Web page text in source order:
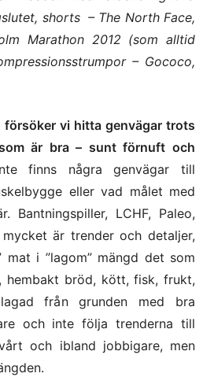
shorts – The North Face,
Marathon 2012 (som alltid
– Gococo,
försöker vi hitta genvägar trots
är bra – sunt förnuft och
finns några genvägar till
eller vad målet med
Bantningspiller, LCHF, Paleo,
är trender och detaljer,
mat i ”lagom” mängd det som
hembakt bröd, kött, fisk, frukt,
från grunden med bra
och inte följa trenderna till
och ibland jobbigare, men